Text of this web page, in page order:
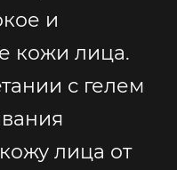
и
кожи лица.
с гелем
лица от